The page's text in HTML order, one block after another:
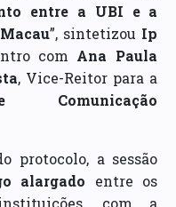
entre a UBI e a
”, sintetizou Ip
com Ana Paula
, Vice-Reitor para a
Comunicação
protocolo, a sessão
alargado entre os
com a